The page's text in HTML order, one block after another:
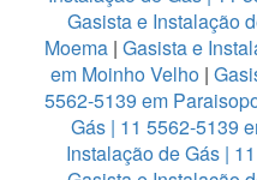
Gasista e Instalação
Moema| Gasista e
em Moinho Velho |
5562-5139 em
Gás | 11 5562-5139
Instalação de Gás |